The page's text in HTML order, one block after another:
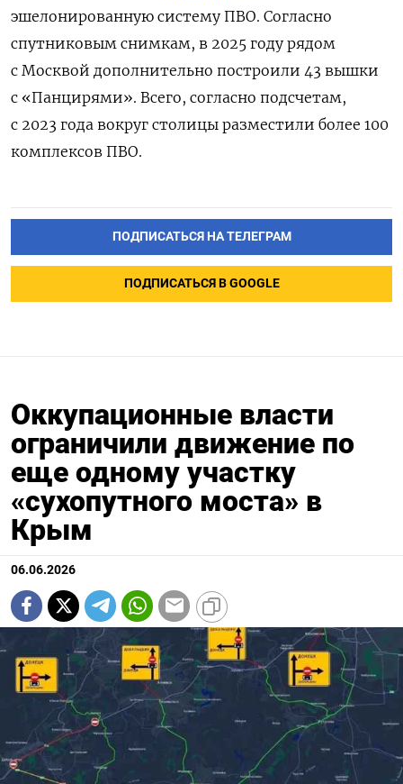
эшелонированную систему ПВО. Согласно
спутниковым снимкам, в 2025 году рядом
с Москвой дополнительно построили 43 вышки
с «Панцирями». Всего, согласно подсчетам,
с 2023 года вокруг столицы разместили более 100
комплексов ПВО.
ПОДПИСАТЬСЯ НА ТЕЛЕГРАМ
ПОДПИСАТЬСЯ В GOOGLE
Оккупационные власти
ограничили движение по
еще одному участку
«сухопутного моста» в
Крым
06.06.2026